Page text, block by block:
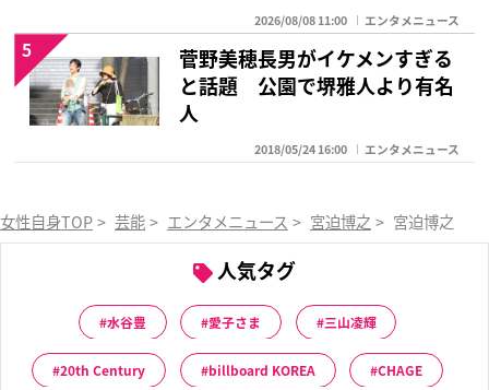
2026/08/08 11:00 エンタメニュース
菅野美穂長男がイケメンすぎる
と話題 公園で堺雅人より有名
人
2018/05/24 16:00 エンタメニュース
5
女性自身TOP > 芸能 > エンタメニュース > 宮迫博之 > 宮迫博之 蛍
人気タグ
水谷豊 愛子さま 三山凌輝
20th Century billboard KOREA CHAGE